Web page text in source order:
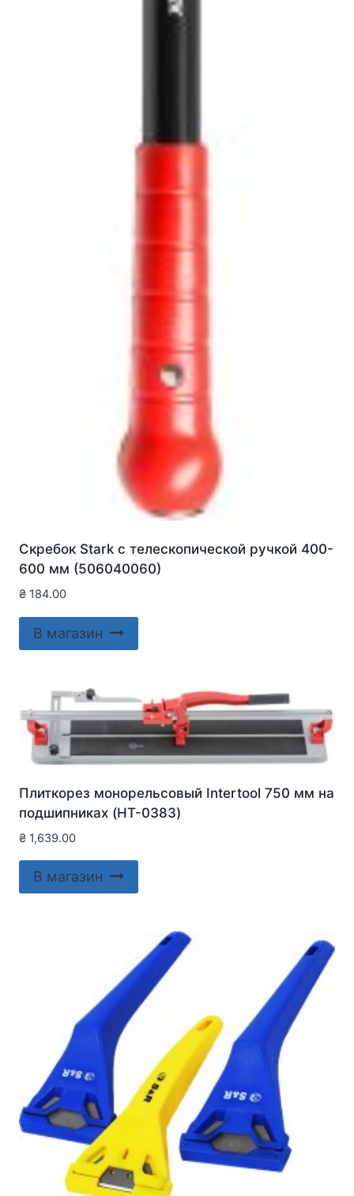
Скребок Stark с телескопической ручкой 400-
600 мм (506040060)
₴ 184.00
В магазин
Плиткорез монорельсовый Intertool 750 мм на
подшипниках (HT-0383)
₴ 1,639.00
В магазин